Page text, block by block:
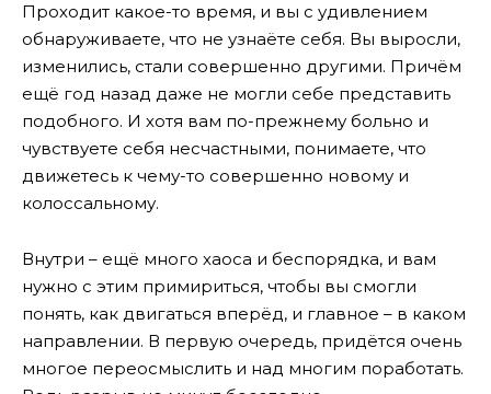
Проходит какое-то время, и вы с удивлением
обнаруживаете, что не узнаёте себя. Вы выросли,
изменились, стали совершенно другими. Причём
ещё год назад даже не могли себе представить
подобного. И хотя вам по-прежнему больно и
чувствуете себя несчастными, понимаете, что
движетесь к чему-то совершенно новому и
колоссальному.
Внутри – ещё много хаоса и беспорядка, и вам
нужно с этим примириться, чтобы вы смогли
понять, как двигаться вперёд, и главное – в каком
направлении. В первую очередь, придётся очень
многое переосмыслить и над многим поработать.